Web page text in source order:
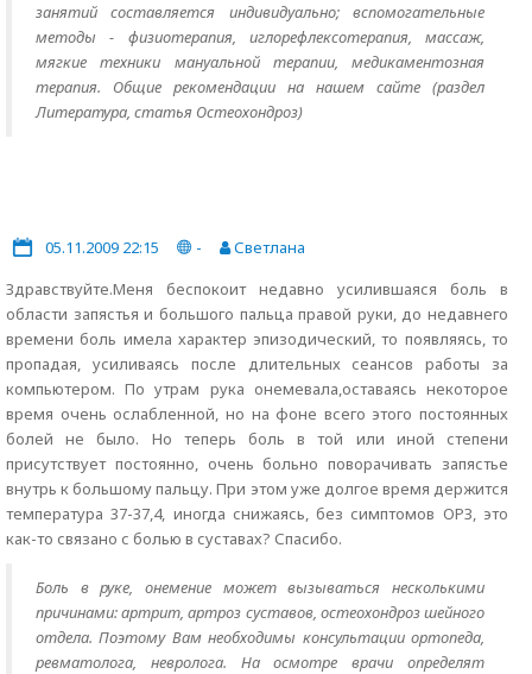
занятий составляется индивидуально; вспомогательные
методы - физиотерапия, иглорефлексотерапия, массаж,
мягкие техники мануальной терапии, медикаментозная
терапия. Общие рекомендации на нашем сайте (раздел
Литература, статья Остеохондроз)
05.11.2009 22:15 -
Светлана
Здравствуйте.Меня беспокоит недавно усилившаяся боль в
области запястья и большого пальца правой руки, до недавнего
времени боль имела характер эпизодический, то появляясь, то
пропадая, усиливаясь после длительных сеансов работы за
компьютером. По утрам рука онемевала,оставаясь некоторое
время очень ослабленной, но на фоне всего этого постоянных
болей не было. Но теперь боль в той или иной степени
присутствует постоянно, очень больно поворачивать запястье
внутрь к большому пальцу. При этом уже долгое время держится
температура 37-37,4, иногда снижаясь, без симптомов ОРЗ, это
как-то связано с болью в суставах? Спасибо.
Боль в руке, онемение может вызываться несколькими
причинами: артрит, артроз суставов, остеохондроз шейного
отдела. Поэтому Вам необходимы консультации ортопеда,
ревматолога, невролога. На осмотре врачи определят